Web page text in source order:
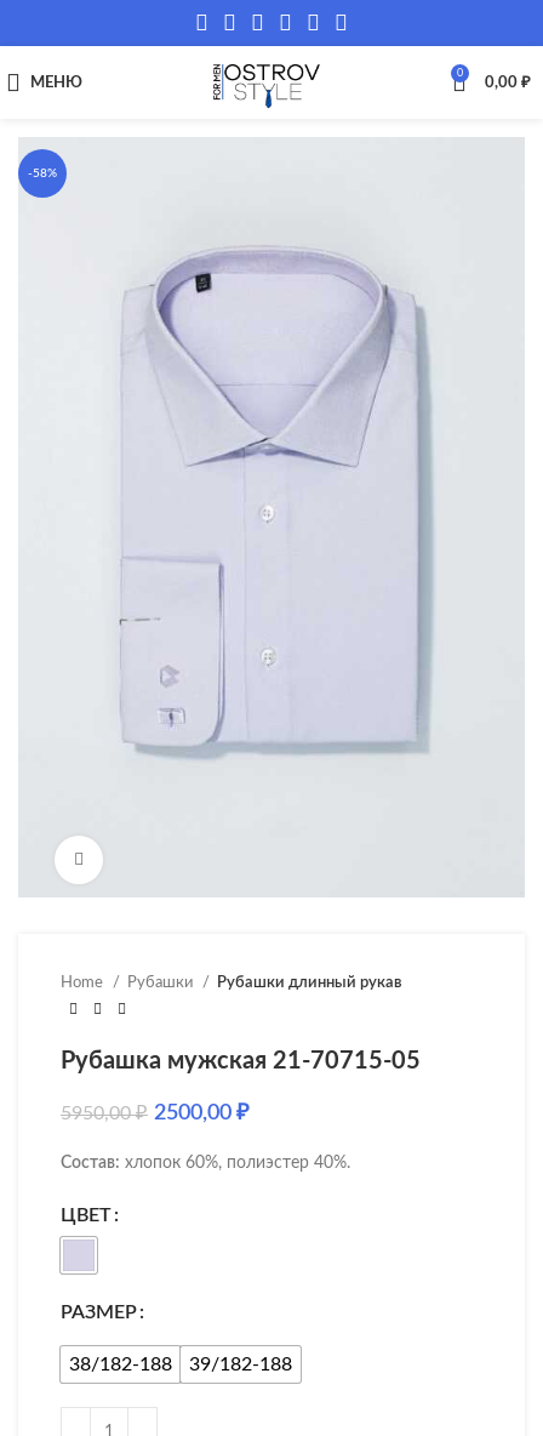
МЕНЮ
0
0,00 ₽
-58%
Home Рубашки Рубашки длинный рукав
Рубашка мужская 21-70715-05
5950,00₽ 2500,00 ₽
Состав: хлопок 60%, полиэстер 40%.
ЦВЕТ
РАЗМЕР
38/182-188 39/182-188